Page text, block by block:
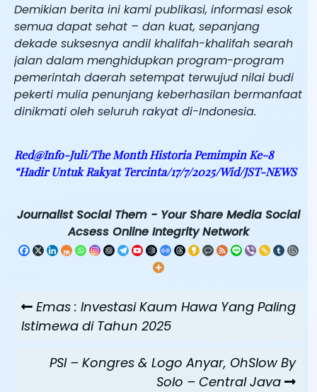
Demikian berita ini kami publikasi, informasi esok
semua dapat sehat – dan kuat, sepanjang
dekade suksesnya andil khalifah-khalifah searah
jalan dalam menghidupkan program-program
pemerintah daerah setempat terwujud nilai budi
pekerti mulia penunjang keberhasilan bermanfaat
dinikmati oleh seluruh rakyat di-Indonesia.
Red@Info-Juli/The Month Historia Pemimpin Ke-8
“Hadir Untuk Rakyat Tercinta/17/7/2025/Wid/JST-NEWS
Journalist Social Them - Your Share Media Social
Acsess Online Integrity Network
posPrevious
Post
Emas : Investasi Kaum Hawa Yang Paling
Istimewa di Tahun 2025
PSI – Kongres & Logo Anyar, OhSlow By
Solo – Central Java